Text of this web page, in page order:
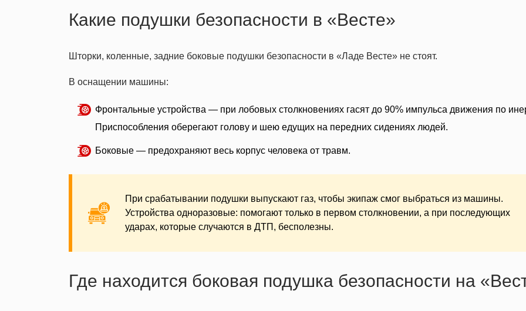
Какие подушки безопасности в «Весте»
Шторки, коленные, задние боковые подушки безопасности в «Ладе Весте» не стоят.
В оснащении машины:
Фронтальные устройства — при лобовых столкновениях гасят до 90% импульса движения по
Приспособления оберегают голову и шею едущих на передних сидениях людей.
Боковые — предохраняют весь корпус человека от травм.
При срабатывании подушки выпускают газ, чтобы экипаж смог выбраться из машины.
Устройства одноразовые: помогают только в первом столкновении, а при последующих
ударах, которые случаются в ДТП, бесполезны.
Где находится боковая подушка безопасности на